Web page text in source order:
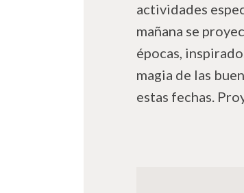
actividades
mañana se
épocas,
magia de las
estas fechas.